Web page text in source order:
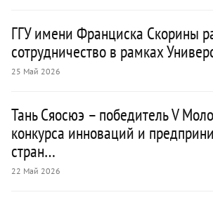
ГГУ имени Франциска Скорины
сотрудничество в рамках
25 Май 2026
Тань Сяосюэ – победитель V
конкурса инноваций и
стран…
22 Май 2026